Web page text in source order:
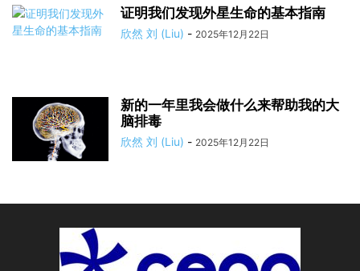
证明我们发现外星生命的基本指南
欣然 刘 (Liu) - 2025年12月22日
新的一年里我会做什么来帮助我的大
脑排毒
欣然 刘 (Liu) - 2025年12月22日